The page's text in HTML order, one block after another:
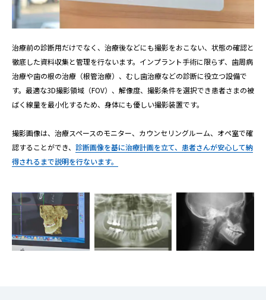
治療前の診断用だけでなく、治療後などにも撮影をおこない、状態の確認と
徹底した資料収集と管理を行ないます。インプラント手術に限らず、歯周病
治療や歯の根の治療（根管治療）、むし歯治療などの診断に役立つ設備で
す。最適な3D撮影領域（FOV）、解像度、撮影条件を選択でき患者さまの被
ばく線量を最小化するため、身体にも優しい撮影装置です。
撮影画像は、治療スペースのモニター、カウンセリングルーム、オペ室で確
認することができ、 診断画像を基に治療計画を立て、患者さんが安心して納
得されるまで説明を行ないます。